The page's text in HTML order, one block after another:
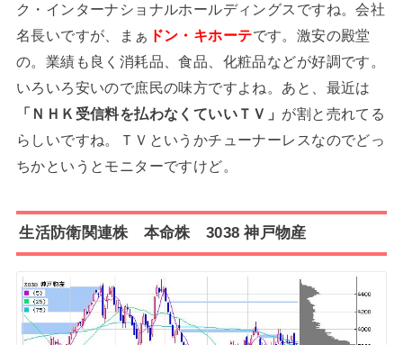
ク・インターナショナルホールディングスですね。会社
名長いですが、まぁ ドン・キホーテです。激安の殿堂
の。業績も良く消耗品、食品、化粧品などが好調です。
いろいろ安いので庶民の味方ですよね。あと、最近は
「ＮＨＫ受信料を払わなくていいＴＶ」 が割と売れてる
らしいですね。ＴＶというかチューナーレスなのでどっ
ちかというとモニターですけど。
生活防衛関連株 本命株 3038 神戸物産